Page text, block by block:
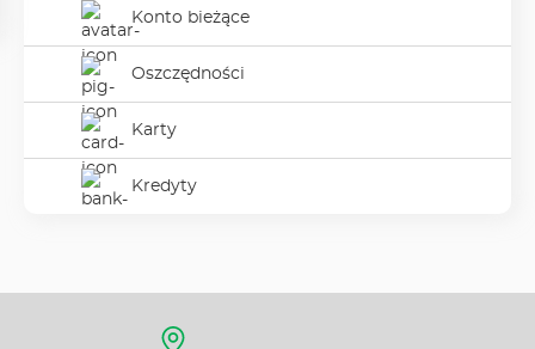
Konto bieżącew podmenu
Konto bieżące
Oszczędnościw podmenu
Oszczędności
Karty w podmenu
Karty
Kredytyw podmenu
Kredyty